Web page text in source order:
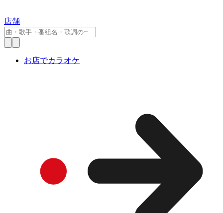
店舗
お店でカラオケ